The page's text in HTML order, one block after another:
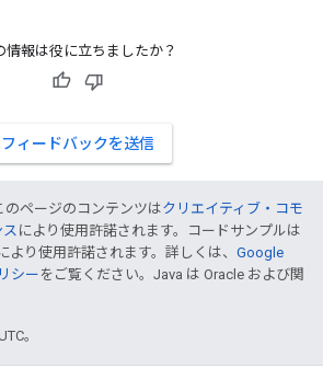
情報は役に立ちましたか？
フィードバックを送信
ページのコンテンツはクリエイティブ・コモ
ス により使用許諾されます。コードサンプルは
より使用許諾されます。詳しくは、 Google
シー をご覧ください。Java は Oracle および関
。